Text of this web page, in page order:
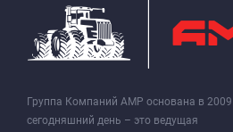
Группа Компаний АМР основана в 2009
сегодняшний день – это ведущая